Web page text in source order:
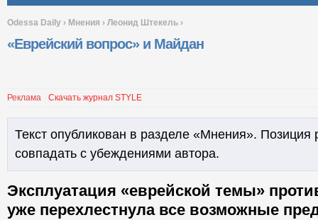
Odessa Daily › Мнения › Леонид Штекель ›
«Еврейский вопрос» и Майдан
Реклама Скачать журнал STYLE
Текст опубликован в разделе «Мнения». Позиция
совпадать с убеждениями автора.
Эксплуатация «еврейской темы»
уже перехлестнула все возможные